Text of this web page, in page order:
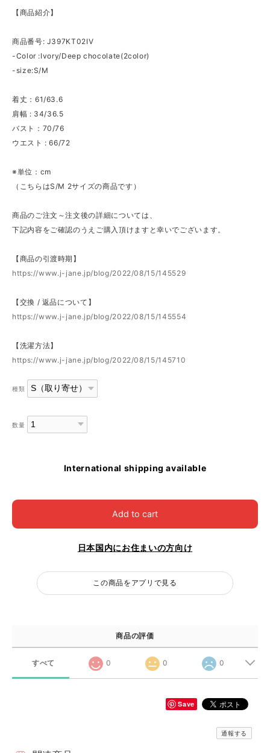
【商品紹介】
商品番号: J397KT02IV
-Color :Ivory/Deep chocolate(2color)
-size:S/M
着丈：61/63.6
肩幅 : 34/36.5
バスト：70/76
ウエスト : 66/72
※単位：cm
（こちらはS/M 2サイズの商品です）
商品のご注文～注文後の詳細については、
下記内容をご確認のうえご購入頂けますと幸いでございます。
【商品の引渡時期】
https://www.j-jane.jp/blog/2022/08/15/145529
【交換 / 返品について】
https://www.j-jane.jp/blog/2022/08/15/145554
【洗濯方法】
https://www.j-jane.jp/blog/2022/08/15/145710
種類
数量
International shipping available
Add to cart
日本国内にお住まいの方向け
この商品をアプリで見る
商品の評価
すべて 0 0 0
Save
通報する